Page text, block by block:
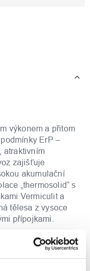
výkonem a přitom
ErP –
atraktivním
zajišťuje
akumulační
„thermosolid“ s
Vermiculit a
tělesa z vysoce
přípojkami.
nabíjení a